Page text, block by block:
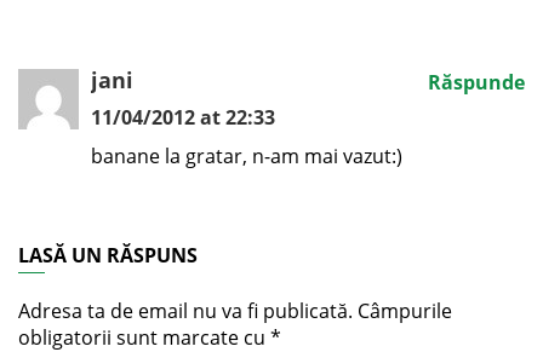
jani
11/04/2012 at 22:33
banane la gratar, n-am mai vazut:)
Răspunde
LASĂ UN RĂSPUNS
Adresa ta de email nu va fi publicată. Câmpurile
obligatorii sunt marcate cu *